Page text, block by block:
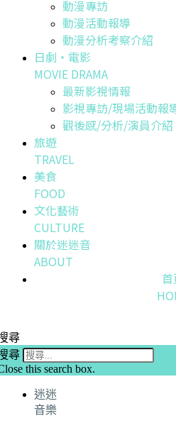
動漫專訪
動漫活動報導
動漫分析考察介紹
日劇・電影
MOVIE DRAMA
最新影視情報
影視專訪/現場活動報
觀後感/分析/演員介紹
旅遊
TRAVEL
美食
FOOD
文化藝術
CULTURE
關於迷迷音
ABOUT
尋
尋
this search box.
迷迷
音樂